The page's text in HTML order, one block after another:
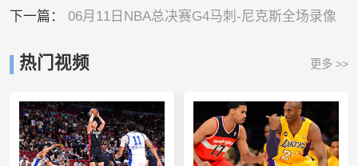
下一篇： 06月11日NBA总决赛G4马刺-尼克斯全场录像
热门视频 更多 >>